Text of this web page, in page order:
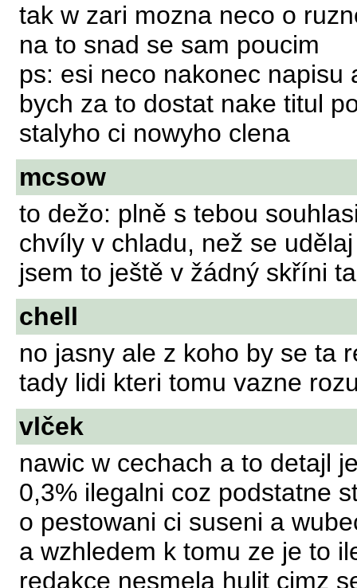
tak w zari mozna neco o
na to snad se sam poucim
ps: esi neco nakonec
bych za to dostat nake titul
stalyho ci nowyho clena
mcsow
to dežo: plně s tebou
chvíly v chladu, než se
jsem to ještě v žádný skříni
chell
no jasny ale z koho by se ta
tady lidi kteri tomu vazne
vlček
nawic w cechach a to detajl
0,3% ilegalni coz podstatne
o pestowani ci suseni a
a wzhledem k tomu ze je to
redakce nesmela hulit cimz